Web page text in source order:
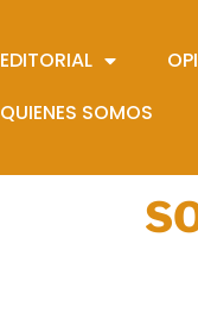
EDITORIAL
QUIENES SOMOS